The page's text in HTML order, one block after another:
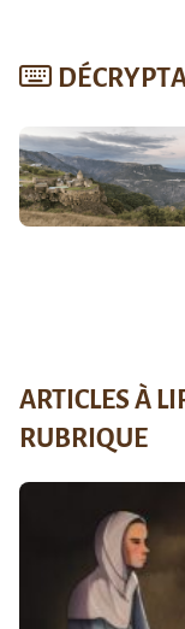
ARTICLES À
RUBRIQUE